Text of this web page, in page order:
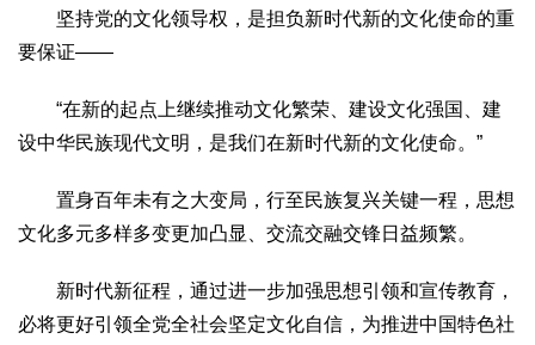
坚持党的文化领导权，是担负新时代新的文化使命的重
要保证——
“在新的起点上继续推动文化繁荣、建设文化强国、建
设中华民族现代文明，是我们在新时代新的文化使命。”
置身百年未有之大变局，行至民族复兴关键一程，思想
文化多元多样多变更加凸显、交流交融交锋日益频繁。
新时代新征程，通过进一步加强思想引领和宣传教育，
必将更好引领全党全社会坚定文化自信，为推进中国特色社